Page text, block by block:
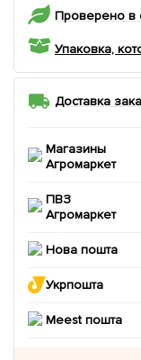
Проверено в
Упаковка,
Доставка
Магазины
Агромаркет
ПВЗ
Агромаркет
Нова пошта
Укрпошта
Meest пошта